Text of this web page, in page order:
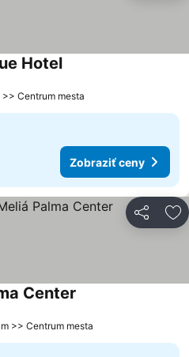
Hotel
>> Centrum mesta
Zobraziť ceny
Zdieľať
Center
>> Centrum mesta